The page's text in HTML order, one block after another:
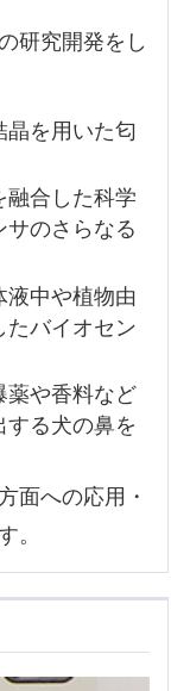
研究開発をし
晶を用いた匂
融合した科学
のさらなる
液中や植物由
たバイオセン
薬や香料など
る犬の鼻を
面への応用・
。